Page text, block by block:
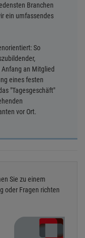
Branchen
ein umfassendes
So
an Mitglied
eines festen
"Tagesgeschäft"
vor Ort.
Sie zu einem
oder Fragen richten